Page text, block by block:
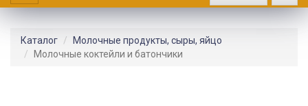
Каталог
Молочные продукты, сыры, яйцо
Молочные коктейли и батончики